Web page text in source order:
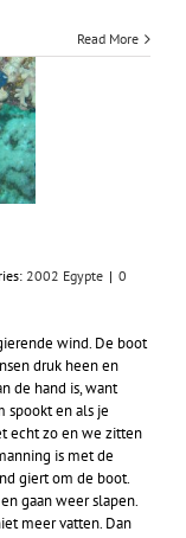
Read More
2002 Egypte | 0
wind. De boot
druk heen en
de hand is, want
spookt en als je
echt zo en we zitten
is met de
giert om de boot.
gaan weer slapen.
meer vatten. Dan